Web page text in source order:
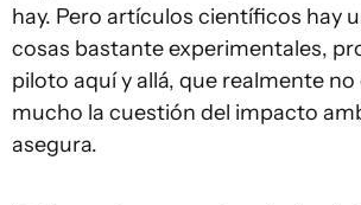
hay. Pero artículos científicos hay
cosas bastante experimentales,
piloto aquí y allá, que realmente
mucho la cuestión del impacto
asegura.